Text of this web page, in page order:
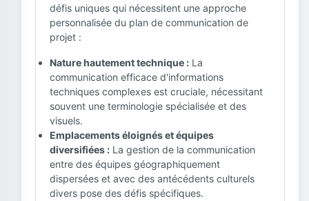
défis uniques qui nécessitent une approche
personnalisée du plan de communication de
projet :
Nature hautement technique : La
communication efficace d'informations
techniques complexes est cruciale, nécessitant
souvent une terminologie spécialisée et des
visuels.
Emplacements éloignés et équipes
diversifiées : La gestion de la communication
entre des équipes géographiquement
dispersées et avec des antécédents culturels
divers pose des défis spécifiques.